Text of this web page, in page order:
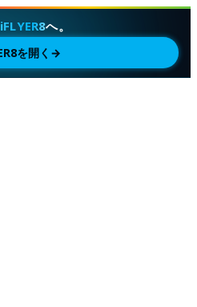
iFLYER8へ。
を開く →